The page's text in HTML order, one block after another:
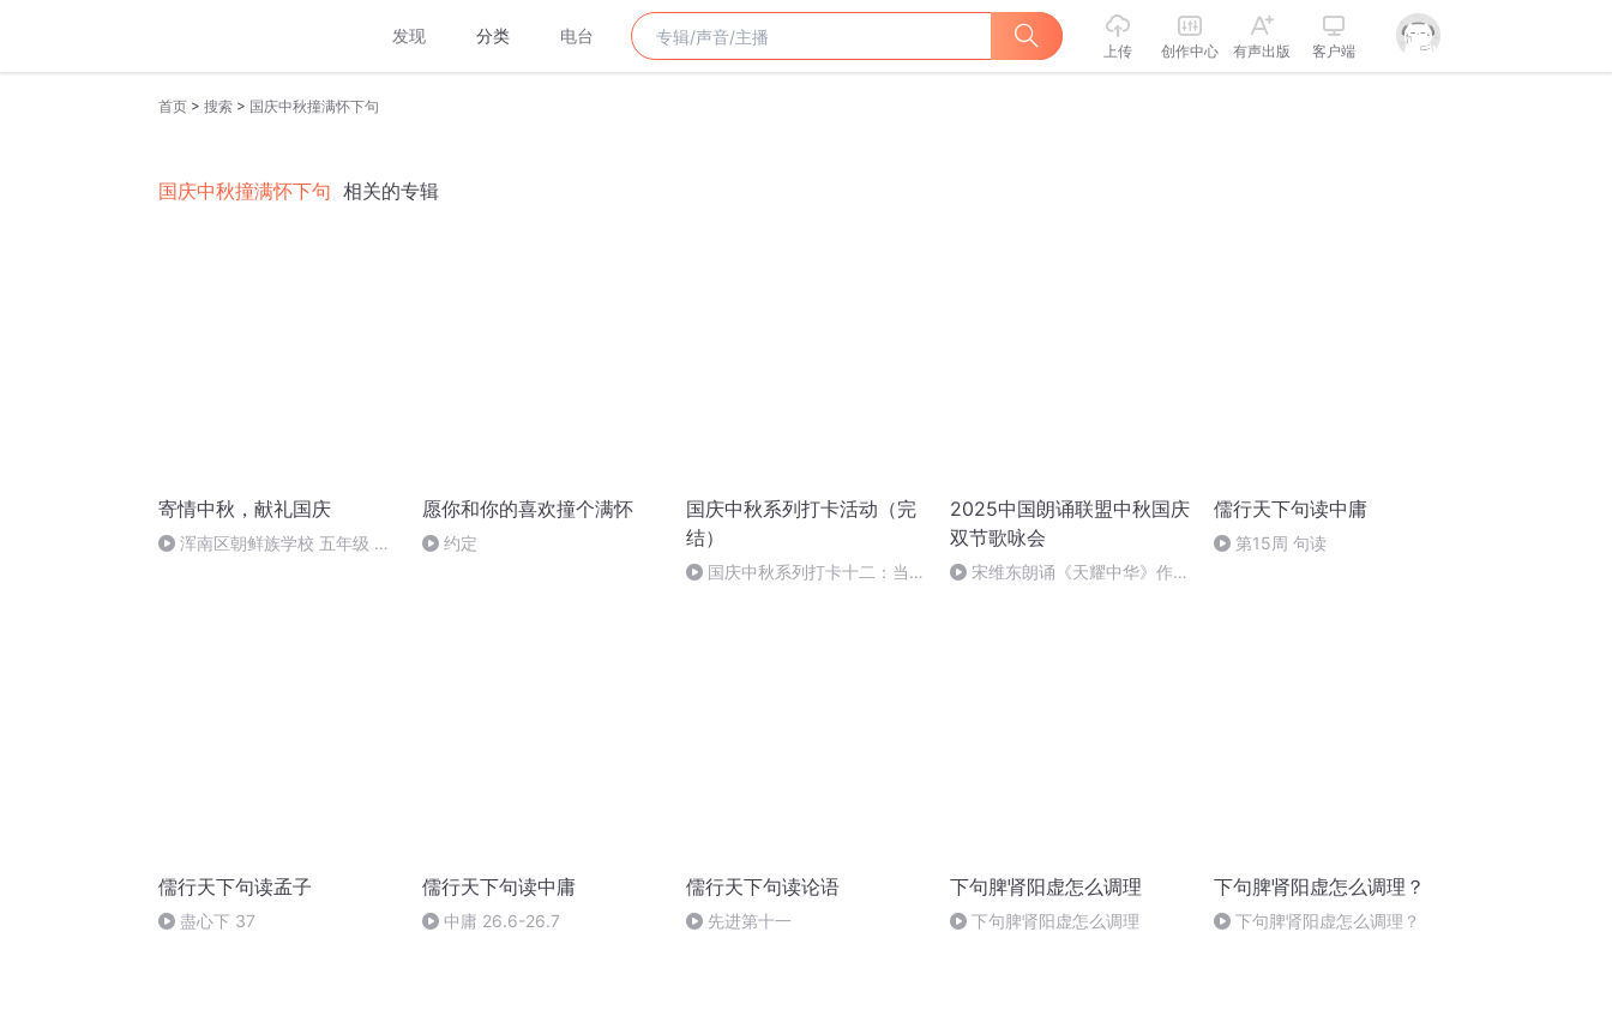
发现 分类 电台
上传 创作中心 有声出版 客户端
首页 > 搜索 > 国庆中秋撞满怀下句
国庆中秋撞满怀下句 相关的专辑
寄情中秋，献礼国庆
浑南区朝鲜族学校 五年级 孙
愿你和你的喜欢撞个满怀
约定
国庆中秋系列打卡活动（完
结）
国庆中秋系列打卡十二：当阳
2025中国朗诵联盟中秋国庆
双节歌咏会
宋维东朗诵《天耀中华》作
儒行天下句读中庸
第15周 句读
儒行天下句读孟子
盡心下 37
儒行天下句读中庸
中庸 26.6-26.7
儒行天下句读论语
先进第十一
下句脾肾阳虚怎么调理
下句脾肾阳虚怎么调理
下句脾肾阳虚怎么调理？
下句脾肾阳虚怎么调理？